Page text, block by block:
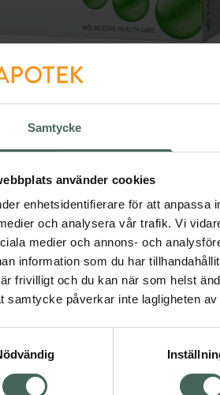
Samtycke
använder cookies
enhetsidentifierare för att anpassa
och analysera vår trafik. Vi
medier och annons- och
information som du har
frivilligt och du kan när som helst
samtycke påverkar inte lagligheten
och stick